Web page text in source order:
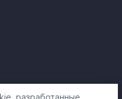
разработанные